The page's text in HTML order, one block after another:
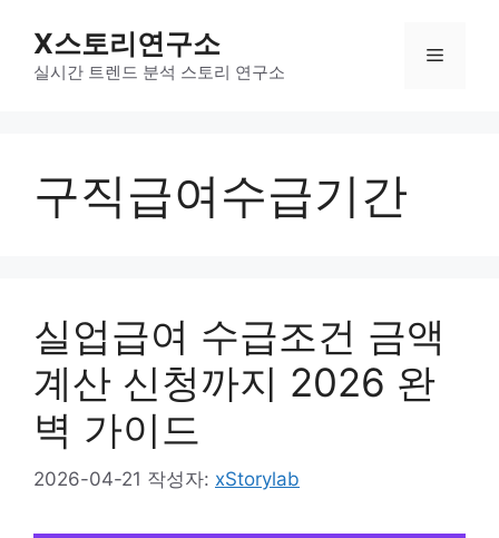
X스토리연구소
실시간 트렌드 분석 스토리 연구소
메
구직급여수급기간
실업급여 수급조건 금액
계산 신청까지 2026 완
벽 가이드
2026-04-21 작성자: xStorylab